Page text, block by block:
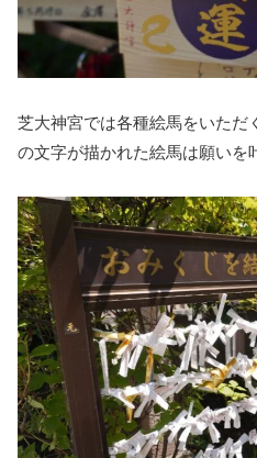
芝大神宮では各種絵馬をいただ
の文字が描かれた絵馬は願いを